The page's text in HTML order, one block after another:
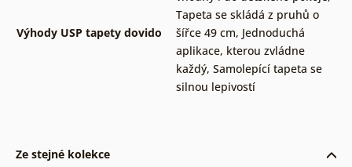
Výhody USP tapety dovido
Tapeta se skládá z pruhů o
šířce 49 cm, Jednoduchá
aplikace, kterou zvládne
každý, Samolepící tapeta se
silnou lepivostí
Ze stejné kolekce